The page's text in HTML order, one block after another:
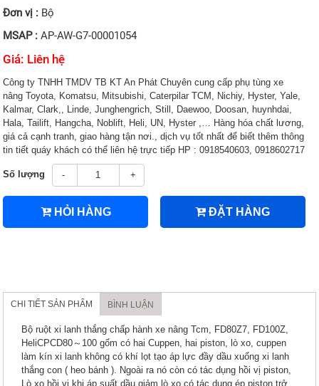
Đơn vị : Bộ
MSAP :AP-AW-G7-00001054
Giá: Liên hệ
Công ty TNHH TMDV TB KT An Phát Chuyên cung cấp phụ tùng xe
nâng Toyota, Komatsu, Mitsubishi, Caterpilar TCM, Nichiy, Hyster, Yale,
Kalmar, Clark,, Linde, Junghengrich, Still, Daewoo, Doosan, huynhdai,
Hala, Tailift, Hangcha, Noblift, Heli, UN, Hyster ,… Hàng hóa chất lương,
giá cả cạnh tranh, giao hàng tận nơi., dịch vụ tốt nhất để biết thêm thông
tin tiết quáy khách có thể liên hệ trực tiếp HP : 0918540603, 0918602717
Số lượng - +
HỎI HÀNG ĐẶT HÀNG
CHI TIẾT SẢN PHẨM BÌNH LUẬN
Bộ ruột xi lanh thắng chấp hành xe nâng Tcm, FD80Z7, FD100Z,
HeliCPCD80～100 gốm có hai Cuppen, hai piston, lò xo, cuppen
làm kín xi lanh không có khí lọt tạo áp lực đầy dầu xuống xi lanh
thắng con ( heo bánh ). Ngoài ra nó còn có tác dụng hồi vị piston,
Lò xo hồi vị khi áp suất dầu giảm lò xo có tác dụng ép piston trở